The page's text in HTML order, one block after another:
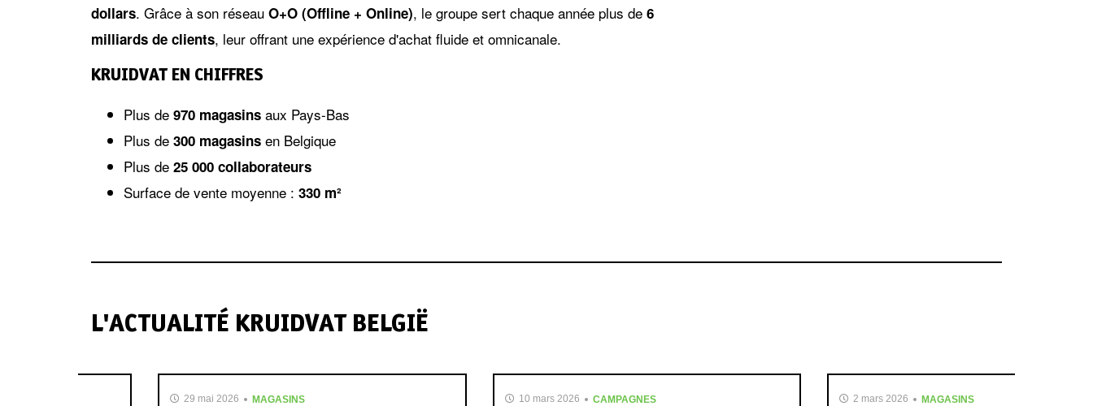
dollars. Grâce à son réseau O+O (Offline + Online), le groupe sert chaque année plus de 6
milliards de clients, leur offrant une expérience d'achat fluide et omnicanale.
KRUIDVAT EN CHIFFRES
Plus de 970 magasins aux Pays-Bas
Plus de 300 magasins en Belgique
Plus de 25 000 collaborateurs
Surface de vente moyenne : 330 m²
L'ACTUALITÉ KRUIDVAT BELGIË
29 mai 2026 MAGASINS 10 mars 2026 CAMPAGNES 2 mars 2026 MAGASINS